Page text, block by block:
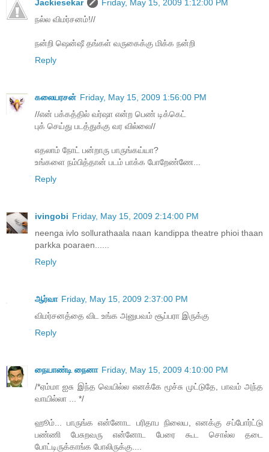
Jackiesekar
Friday, May 15, 2009 1:12:00 PM
நல்ல விமர்சனம்!//
நன்றி ஷென்ஷீ தங்கள் வருகைக்கு மிக்க நன்றி
Reply
கலையரசன் Friday, May 15, 2009 1:56:00 PM
//என் பக்கத்தில் வர்ஷா என்ற பெண் டிக்கெட்
புக் செய்து படத்துக்கு வர வில்லை//
எதலாம் நோட் பன்றாரு பாருங்கய்யா?
உங்களை நம்பித்தான் படம் பாக்க போறேண்ணே...
Reply
ivingobi Friday, May 15, 2009 2:14:00 PM
neenga ivlo sollurathaala naan kandippa theatre phioi thaan
parkka poaraen......
Reply
ஆர்வா Friday, May 15, 2009 2:37:00 PM
விமர்சனத்தை விட உங்க அனுபவம் சூப்பரா இருக்கு
Reply
நையாண்டி நைனா Friday, May 15, 2009 4:10:00 PM
/*ஏம்மா ஐசு இந்த வெயில்ல எனக்கே மூச்சு முட்டுதே, பாவம் அந்த
வாயில்லா ... */
ஹூம்... பாருங்க என்னோட பரிதாப நிலைய, எனக்கு சப்போர்ட்டு
பண்ணி பேசுறவரு என்னோட பேரை கூட சொல்ல தடை
போட்டிருக்காங்க போலிருக்கு....